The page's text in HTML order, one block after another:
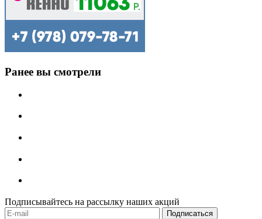
Ранее вы смотрели
Подписывайтесь на рассылку наших акций